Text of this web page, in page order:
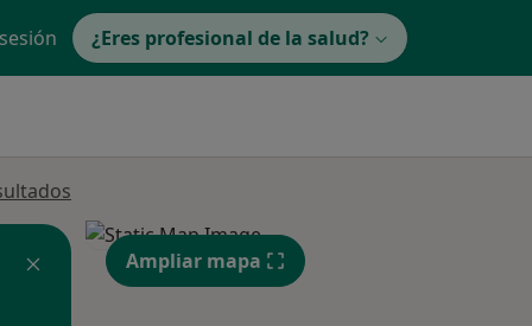
¿Eres profesional de la salud?
Ampliar mapa